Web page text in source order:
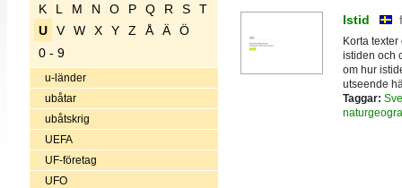
K
L M N O P Q R S
T
U
V W X Y Z Å Ä
Ö
0 - 9
u-länder
ubåtar
ubåtskrig
UEFA
UF-företag
UFO
Istid
Korta
istiden och
om hur
utseende
Taggar: